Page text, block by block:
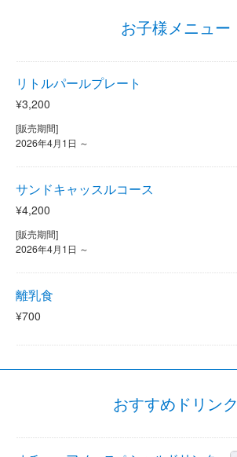
お子様メニュー
リトルパールプレート
¥3,200
[販売期間]
2026年4月1日 ～
サンドキャッスルコース
¥4,200
[販売期間]
2026年4月1日 ～
離乳食
¥700
おすすめドリンク